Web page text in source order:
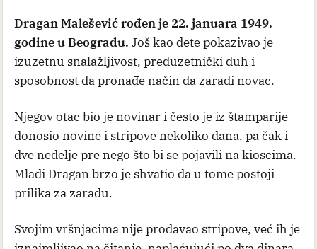
Dragan Malešević rođen je 22. januara 1949.
godine u Beogradu. Još kao dete pokazivao je
izuzetnu snalažljivost, preduzetnički duh i
sposobnost da pronađe način da zaradi novac.
Njegov otac bio je novinar i često je iz štamparije
donosio novine i stripove nekoliko dana, pa čak i
dve nedelje pre nego što bi se pojavili na kioscima.
Mladi Dragan brzo je shvatio da u tome postoji
prilika za zaradu.
Svojim vršnjacima nije prodavao stripove, već ih je